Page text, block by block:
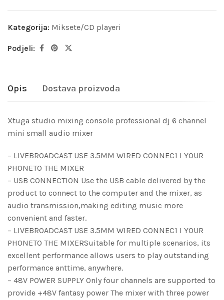
Kategorija: Miksete/CD playeri
Podjeli:
Opis Dostava proizvoda
Xtuga studio mixing console professional dj 6 channel
mini small audio mixer
– LIVEBROADCAST USE 3.5MM WIRED CONNEC1 I YOUR
PHONETO THE MIXER
– USB CONNECTION Use the USB cable delivered by the
product to connect to the computer and the mixer, as
audio transmission,making editing music more
convenient and faster.
– LIVEBROADCAST USE 3.5MM WIRED CONNEC1 I YOUR
PHONETO THE MIXERSuitable for multiple scenarios, its
excellent performance allows users to play outstanding
performance anttime, anywhere.
– 48V POWER SUPPLY Only four channels are supported to
provide +48V fantasy power The mixer with three power